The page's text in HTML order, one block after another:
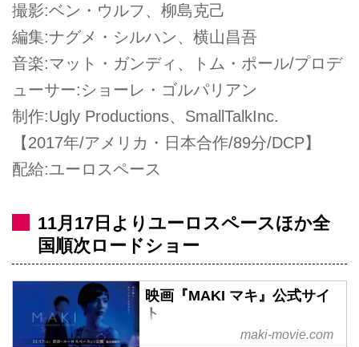
撮影:ベン・ウルフ、柳島克己
編集:ナグメ・シルハン、横山昌吾
音楽:マット・ガンディ、トム・ポール/プロデ
ューサー:ショーレ・ゴルパリアン
制作:Ugly Productions、SmallTalkInc.
【2017年/アメリカ・日本合作/89分/DCP】
配給:ユーロスペース
11月17日よりユーロスペースほか全
国順次ロードショー
映画『MAKI マキ』公式サイ
ト
孤独な愛と欲望がゆらめくこの場
maki-movie.com